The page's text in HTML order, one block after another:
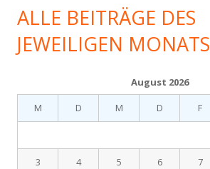
es
im…
ALLE BEITRÄGE DES
JEWEILIGEN MONATS
August 2026
M
D M D F
3 4 5 6 7